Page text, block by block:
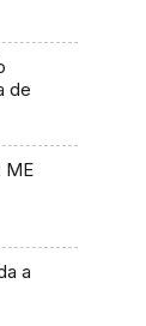
de
ME
a